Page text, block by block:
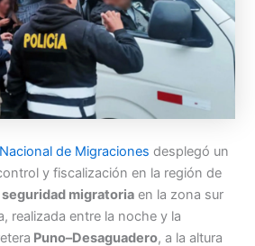
Menu
de Migraciones desplegó un
y fiscalización en la región de
seguridad migratoria en la zona sur
realizada entre la noche y la
Puno–Desaguadero, a la altura